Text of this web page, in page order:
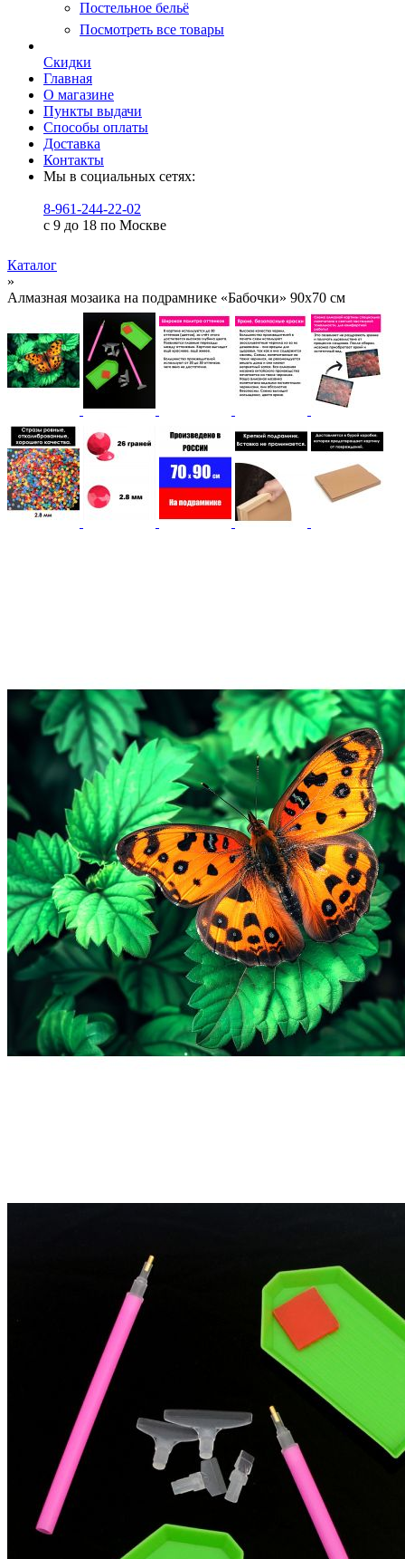
Постельное бельё
Посмотреть все товары
Скидки
Главная
О магазине
Пункты выдачи
Способы оплаты
Доставка
Контакты
Мы в социальных сетях:
8-961-244-22-02
с 9 до 18 по Москве
Каталог
»
Алмазная мозаика на подрамнике «Бабочки» 90x70 см